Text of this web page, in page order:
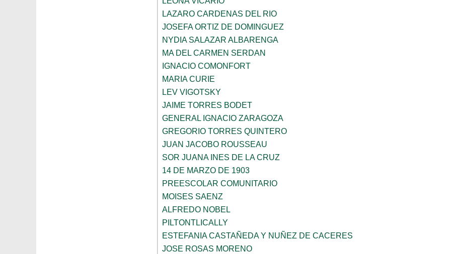
LAZARO CARDENAS DEL RIO
JOSEFA ORTIZ DE DOMINGUEZ
NYDIA SALAZAR ALBARENGA
MA DEL CARMEN SERDAN
IGNACIO COMONFORT
MARIA CURIE
LEV VIGOTSKY
JAIME TORRES BODET
GENERAL IGNACIO ZARAGOZA
GREGORIO TORRES QUINTERO
JUAN JACOBO ROUSSEAU
SOR JUANA INES DE LA CRUZ
14 DE MARZO DE 1903
PREESCOLAR COMUNITARIO
MOISES SAENZ
ALFREDO NOBEL
PILTONTLICALLY
ESTEFANIA CASTAÑEDA Y NUÑEZ DE CACERES
JOSE ROSAS MORENO